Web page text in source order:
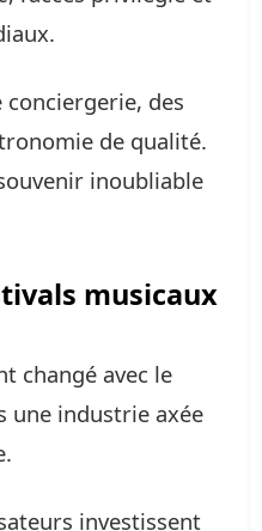
des
de qualité.
inoubliable
musicaux
changé avec le
une industrie axée
investissent